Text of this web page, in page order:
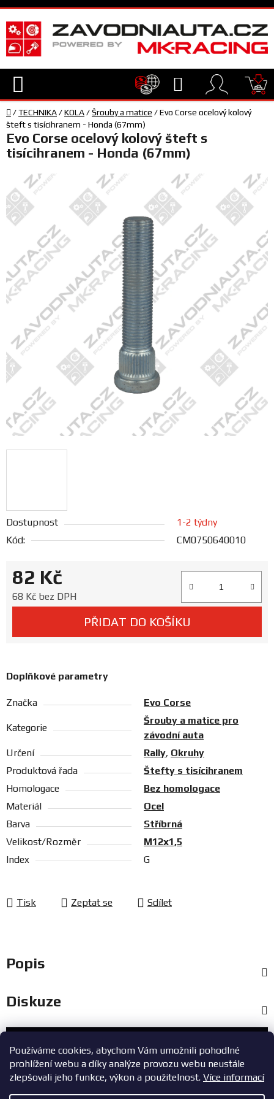
Používáme cookies, abychom Vám umožnili pohodlné
prohlížení webu a díky analýze provozu webu neustále
zlepšovali jeho funkce, výkon a použitelnost. Více informací
Přejít
na
obsah
Hledat
TECHNIKA
VYBAVENÍ
JEZDEC
TÝM
SERVIS
FANOUŠCI
Profil
firmy
Obchodní
podmínky
Doprava
a
katalogy
Domů
/TECHNIKA/KOLA/Šrouby a matice /Evo Corse ocelový kolový
šteft s tisícihranem - Honda (67mm)
Dostupnost
1-2 týdny
Kód:
CM0750640010
82 Kč
68 Kč bez DPH
PŘIDAT DO KOŠÍKU
Doplňkové parametry
Značka Evo Corse
Kategorie
Šrouby a matice pro
závodní auta
Určení
Rally, Okruhy
Produktová řada
Štefty s tisícihranem
Homologace
Bez homologace
Materiál
Ocel
Barva
Stříbrná
Velikost/Rozměr
M12x1,5
Index
G
Tisk Zeptat se Sdílet
Evo Corse ocelový kolový šteft s
tisícihranem - Honda (67mm)
Popis
Diskuze
Zákaznický servis
+420 603 785 748